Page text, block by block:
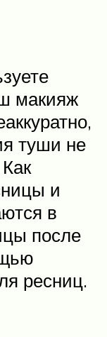
макияж
туши не
и
в
после
ресниц.